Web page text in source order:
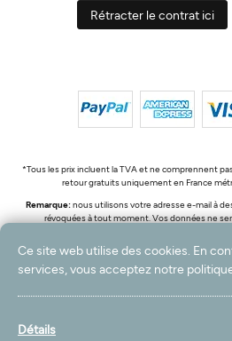
Rétracter le contrat ici
*Tous les prix incluent la TVA et ne comprennent
retour gratuits uniquement en France
Remarque:nous utilisons votre adresse e-mail à
révoquées à tout moment. Vos données ne
Ce site web utilise des cookies. En
services, vous acceptez notre
Détails